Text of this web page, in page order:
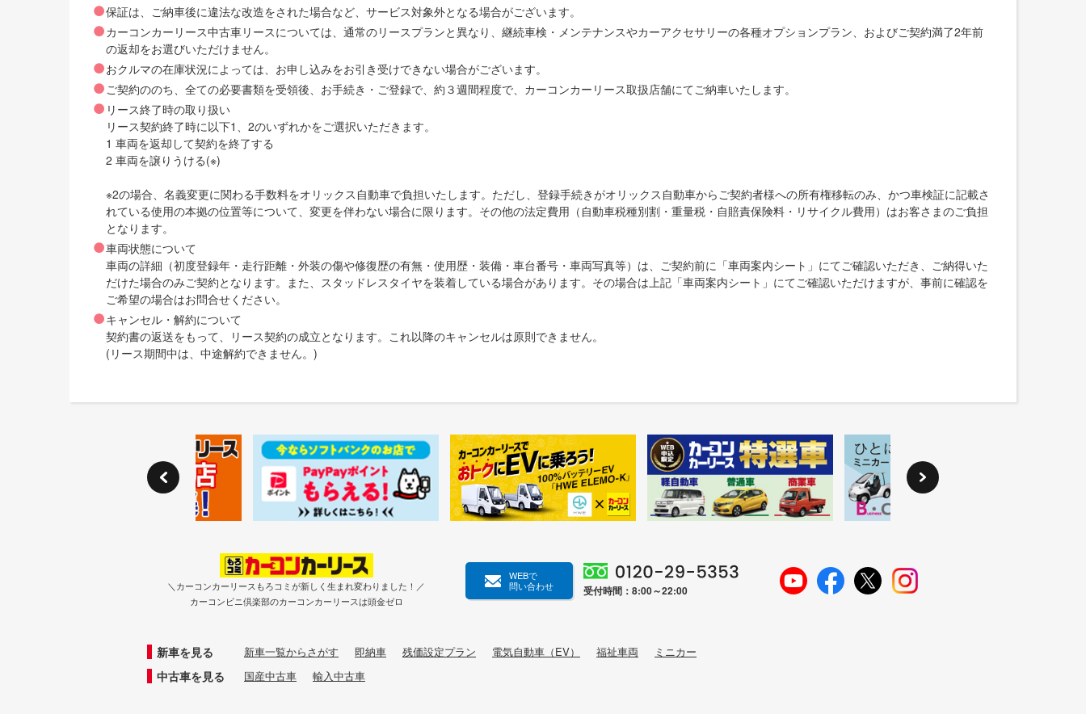
保証は、ご納車後に違法な改造をされた場合など、サービス対象外となる場合がございます。
カーコンカーリース中古車リースについては、通常のリースプランと異なり、継続車検・メンテナンスやカーアクセサリーの各種オプションプラン、およびご契約満了2年前
の返却をお選びいただけません。
おクルマの在庫状況によっては、お申し込みをお引き受けできない場合がございます。
ご契約ののち、全ての必要書類を受領後、お手続き・ご登録で、約３週間程度で、カーコンカーリース取扱店舗にてご納車いたします。
リース終了時の取り扱い
リース契約終了時に以下1、2のいずれかをご選択いただきます。
1 車両を返却して契約を終了する
2 車両を譲りうける(※)
※2の場合、名義変更に関わる手数料をオリックス自動車で負担いたします。ただし、登録手続きがオリックス自動車からご契約者様への所有権移転のみ、かつ車検証に記載さ
れている使用の本拠の位置等について、変更を伴わない場合に限ります。その他の法定費用（自動車税種別割・重量税・自賠責保険料・リサイクル費用）はお客さまのご負担
となります。
車両状態について
車両の詳細（初度登録年・走行距離・外装の傷や修復歴の有無・使用歴・装備・車台番号・車両写真等）は、ご契約前に「車両案内シート」にてご確認いただき、ご納得いた
だけた場合のみご契約となります。また、スタッドレスタイヤを装着している場合があります。その場合は上記「車両案内シート」にてご確認いただけますが、事前に確認を
ご希望の場合はお問合せください。
キャンセル・解約について
契約書の返送をもって、リース契約の成立となります。これ以降のキャンセルは原則できません。
(リース期間中は、中途解約できません。)
＼カーコンカーリースもろコミが新しく生まれ変わりました！／
カーコンビニ倶楽部のカーコンカーリースは頭金ゼロ
WEBで
問い合わせ
受付時間：8:00～22:00
新車を見る 新車一覧からさがす 即納車 残価設定プラン 電気自動車（EV） 福祉車両 ミニカー
中古車を見る 国産中古車 輸入中古車